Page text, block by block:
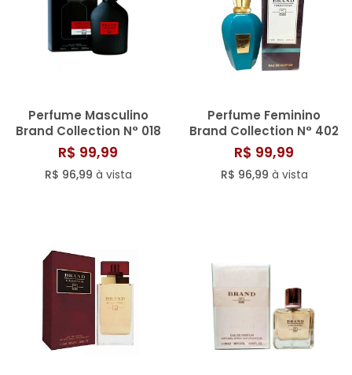
Perfume Masculino
Brand Collection N° 018
- 25ML
R$ 99,99
R$ 96,99 à vista
Perfume Feminino
Brand Collection N° 402
- 25ML
R$ 99,99
R$ 96,99 à vista